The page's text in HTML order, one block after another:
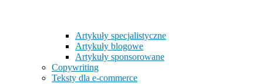
Artykuły specjalistyczne
Artykuły blogowe
Artykuły sponsorowane
Copywriting
Teksty dla e-commerce